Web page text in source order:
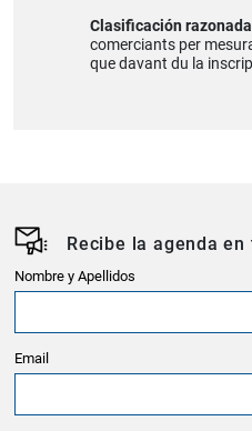
Clasificación
comerciants per
que davant du la
Recibe la agenda en
Nombre y Apellidos
Email